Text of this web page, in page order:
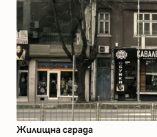
Жилищна сграда